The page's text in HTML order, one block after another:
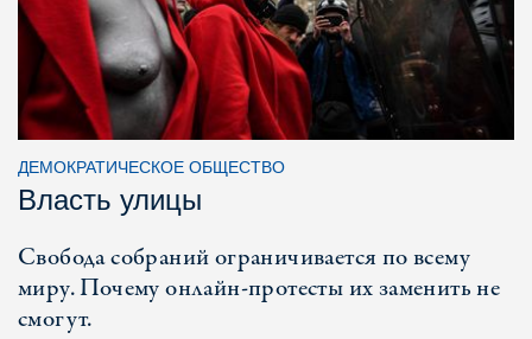
ДЕМОКРАТИЧЕСКОЕ ОБЩЕСТВО
Власть улицы
Свобода собраний ограничивается по всему
миру. Почему онлайн-протесты их заменить не
смогут.